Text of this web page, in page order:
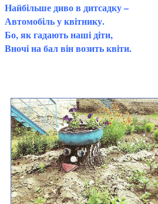
Найбільше диво в дитсадку –
Автомобіль у квітнику.
Бо, як гадають наші діти,
Вночі на бал він возить квіти.